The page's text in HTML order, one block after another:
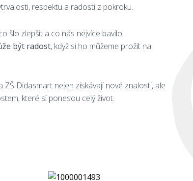
respektu a radosti z pokroku.
šlo zlepšit a co nás nejvíce bavilo.
být radost, když si ho můžeme prožít na
ZŠ Didasmart nejen získávají nové znalosti, ale
které si ponesou celý život.